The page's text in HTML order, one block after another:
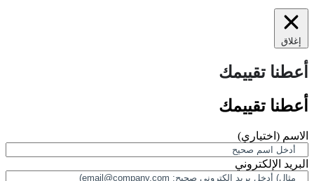
تقييمك
تقييمك
(اختياري)
الإلكتروني